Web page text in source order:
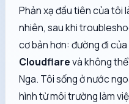
Phản xạ đầu tiên của tôi
nhiên, sau khi
cơ bản hơn: đường đi
Cloudflarevà không
Nga. Tôi sống ở nước
hình từ môi trường làm